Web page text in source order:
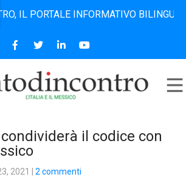
PORTALE INFORMATIVO BILINGUE
il codice con
2021 2 commenti